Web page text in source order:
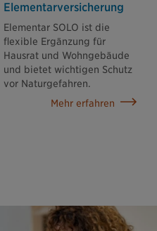
Elementar­versicherung
Elementar SOLO ist die
flexible Ergänzung für
Hausrat und Wohngebäude
und bietet wichtigen Schutz
vor Naturgefahren.
Mehr erfahren